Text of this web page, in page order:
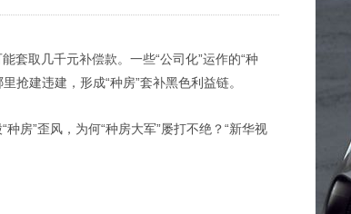
套取几千元补偿款。一些“公司化”运作的“种
抢建违建，形成“种房”套补黑色利益链。
房”歪风，为何“种房大军”屡打不绝？“新华视